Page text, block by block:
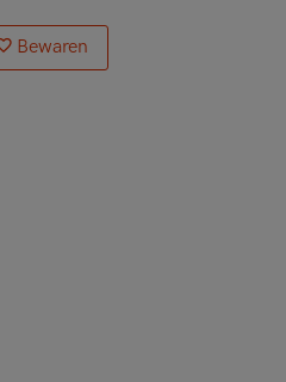
Bewaren